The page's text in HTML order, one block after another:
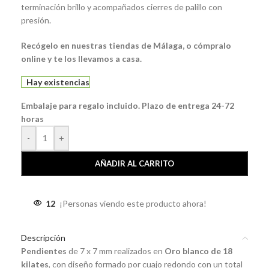
terminación brillo y acompañados cierres de palillo con
presión.
Recógelo en nuestras tiendas de Málaga, o cómpralo
online y te los llevamos a casa.
Hay existencias
Embalaje para regalo incluido. Plazo de entrega 24-72
horas
-
+
AÑADIR AL CARRITO
12 ¡Personas viendo este producto ahora!
Descripción
Pendientes de 7 x 7 mm realizados en Oro blanco de 18
kilates, con diseño formado por cuajo redondo con un total